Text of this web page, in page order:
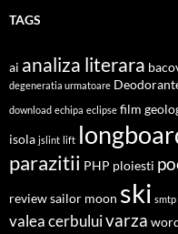
TAGS
ai analiza literara
degeneratia urmatoare
download echipa eclipse film
isola jslint lift
parazitii PHP ploiesti
reviewsailor moon ski smtp
valea cerbuluivarza